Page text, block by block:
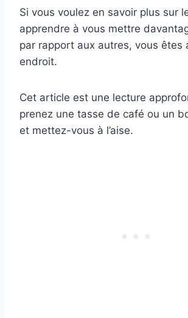
Si vous voulez en savoir plus sur
apprendre à vous mettre
par rapport aux autres, vous êtes
endroit.
Cet article est une lecture
prenez une tasse de café ou un
et mettez-vous à l’aise.